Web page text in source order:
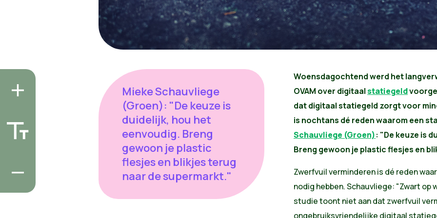
Mieke Schauvliege
(Groen): "De keuze is
duidelijk, hou het
eenvoudig. Breng
gewoon je plastic
flesjes en blikjes terug
naar de supermarkt."
Woensdagochtend werd het
OVAM over digitaalstatiegeld
dat digitaal statiegeld zorgt voor
is nochtans dé reden waarom een
Schauvliege (Groen): "De keuze is
Breng gewoon je plastic flesjes en
Zwerfvuil verminderen is dé reden
nodig hebben.Schauvliege: "Zwart op
studie toont niet aan dat zwerfvuil
ongebruiksvriendelijke digitaal